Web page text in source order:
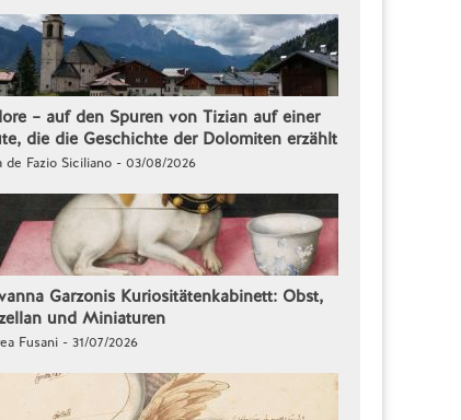
– auf den Spuren von Tizian auf einer
die die Geschichte der Dolomiten erzählt
de Fazio Siciliano - 03/08/2026
Garzonis Kuriositätenkabinett: Obst,
und Miniaturen
Fusani - 31/07/2026